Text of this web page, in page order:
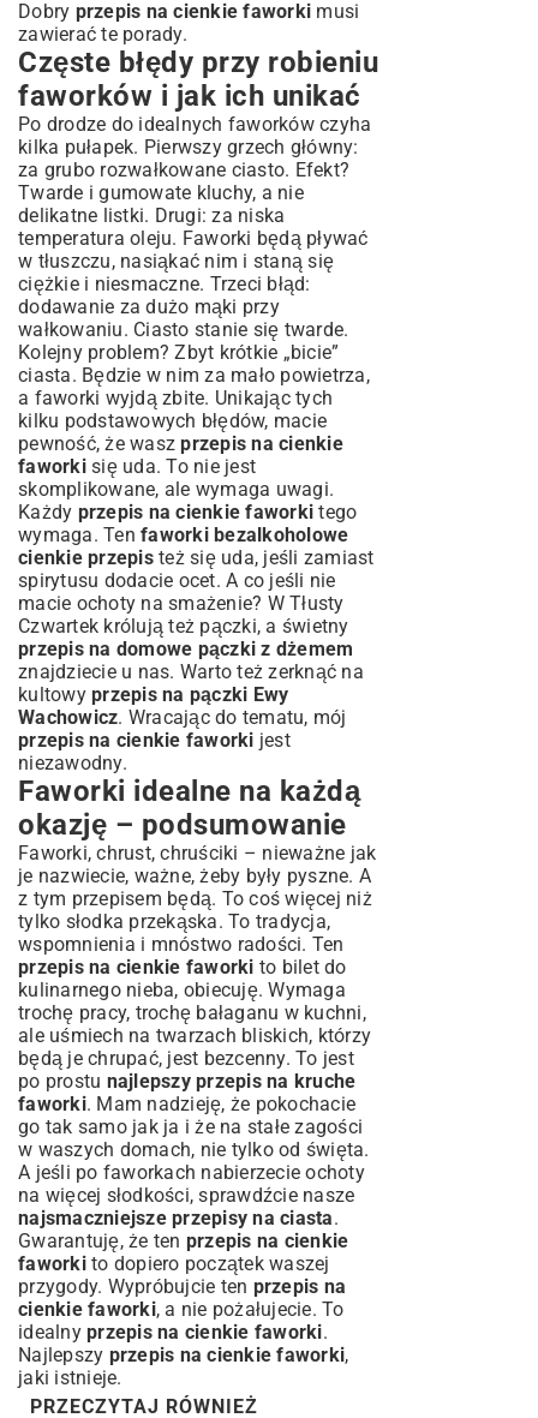
Dobry przepis na cienkie faworki musi
zawierać te porady.
Częste błędy przy robieniu
faworków i jak ich unikać
Po drodze do idealnych faworków czyha
kilka pułapek. Pierwszy grzech główny:
za grubo rozwałkowane ciasto. Efekt?
Twarde i gumowate kluchy, a nie
delikatne listki. Drugi: za niska
temperatura oleju. Faworki będą pływać
w tłuszczu, nasiąkać nim i staną się
ciężkie i niesmaczne. Trzeci błąd:
dodawanie za dużo mąki przy
wałkowaniu. Ciasto stanie się twarde.
Kolejny problem? Zbyt krótkie „bicie”
ciasta. Będzie w nim za mało powietrza,
a faworki wyjdą zbite. Unikając tych
kilku podstawowych błędów, macie
pewność, że waszprzepis na cienkie
faworkisię uda. To nie jest
skomplikowane, ale wymaga uwagi.
Każdy przepis na cienkie faworki tego
wymaga. Ten faworki bezalkoholowe
cienkie przepisteż się uda, jeśli zamiast
spirytusu dodacie ocet. A co jeśli nie
macie ochoty na smażenie? W Tłusty
Czwartek królują też pączki, a świetny
przepis na domowe pączki z dżemem
znajdziecie u nas. Warto też zerknąć na
kultowy przepis na pączki Ewy
Wachowicz. Wracając do tematu, mój
przepis na cienkie faworki jest
niezawodny.
Faworki idealne na każdą
okazję – podsumowanie
Faworki, chrust, chruściki – nieważne jak
je nazwiecie, ważne, żeby były pyszne. A
z tym przepisem będą. To coś więcej niż
tylko słodka przekąska. To tradycja,
wspomnienia i mnóstwo radości. Ten
przepis na cienkie faworki to bilet do
kulinarnego nieba, obiecuję. Wymaga
trochę pracy, trochę bałaganu w kuchni,
ale uśmiech na twarzach bliskich, którzy
będą je chrupać, jest bezcenny. To jest
po prostu najlepszy przepis na kruche
faworki. Mam nadzieję, że pokochacie
go tak samo jak ja i że na stałe zagości
w waszych domach, nie tylko od święta.
A jeśli po faworkach nabierzecie ochoty
na więcej słodkości, sprawdźcie nasze
najsmaczniejsze przepisy na ciasta.
Gwarantuję, że ten przepis na cienkie
faworkito dopiero początek waszej
przygody. Wypróbujcie ten przepis na
cienkie faworki, a nie pożałujecie. To
idealny przepis na cienkie faworki.
Najlepszy przepis na cienkie faworki,
jaki istnieje.
PRZECZYTAJ RÓWNIEŻ